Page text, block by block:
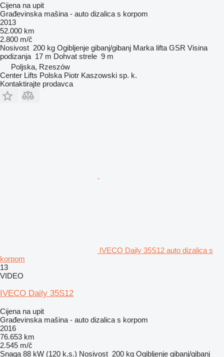
Cijena na upit
Građevinska mašina - auto dizalica s korpom
2013
52.000 km
2.800 m/č
Nosivost 200 kg Ogibljenje gibanj/gibanj Marka lifta GSR Visina
podizanja 17 m Dohvat strele 9 m
Poljska, Rzeszów
Center Lifts Polska Piotr Kaszowski sp. k.
Kontaktirajte prodavca
IVECO Daily 35S12 auto dizalica s
korpom
13
VIDEO
IVECO Daily 35S12
Cijena na upit
Građevinska mašina - auto dizalica s korpom
2016
76.653 km
2.545 m/č
Snaga 88 kW (120 k.s.) Nosivost 200 kg Ogibljenje gibanj/gibanj